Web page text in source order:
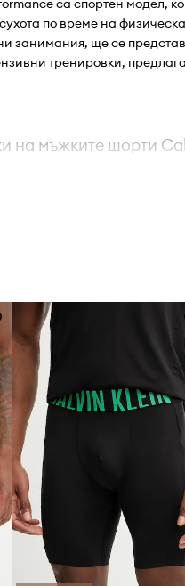
са спортен модел,
по време на
занимания, ще се
тренировки,
на мъжките шорти
свобода на
занимания
с връзки за регулиране
стабилност
материя
, което
и заден джоб с цип
подпомага